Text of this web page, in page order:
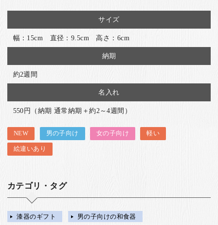
サイズ
幅：15cm 直径：9.5cm 高さ：6cm
納期
約2週間
名入れ
550円（納期 通常納期＋約2～4週間）
NEW 男の子向け 女の子向け 軽い
絵違いあり
カテゴリ・タグ
漆器のギフト
男の子向けの和食器